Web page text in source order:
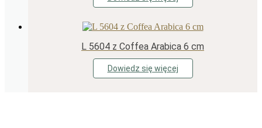
L 5604 z Coffea Arabica 6 cm
Dowiedz się więcej